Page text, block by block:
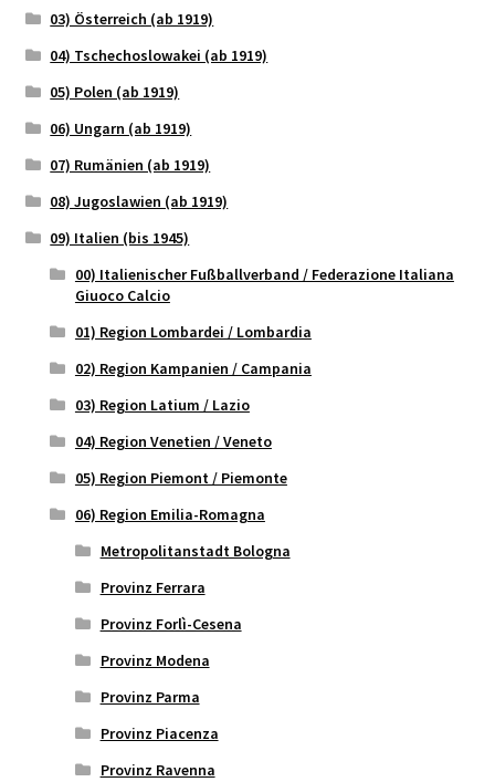
03) Österreich (ab 1919)
04) Tschechoslowakei (ab 1919)
05) Polen (ab 1919)
06) Ungarn (ab 1919)
07) Rumänien (ab 1919)
08) Jugoslawien (ab 1919)
09) Italien (bis 1945)
00) Italienischer Fußballverband / Federazione Italiana
Giuoco Calcio
01) Region Lombardei / Lombardia
02) Region Kampanien / Campania
03) Region Latium / Lazio
04) Region Venetien / Veneto
05) Region Piemont / Piemonte
06) Region Emilia-Romagna
Metropolitanstadt Bologna
Provinz Ferrara
Provinz Forlì-Cesena
Provinz Modena
Provinz Parma
Provinz Piacenza
Provinz Ravenna